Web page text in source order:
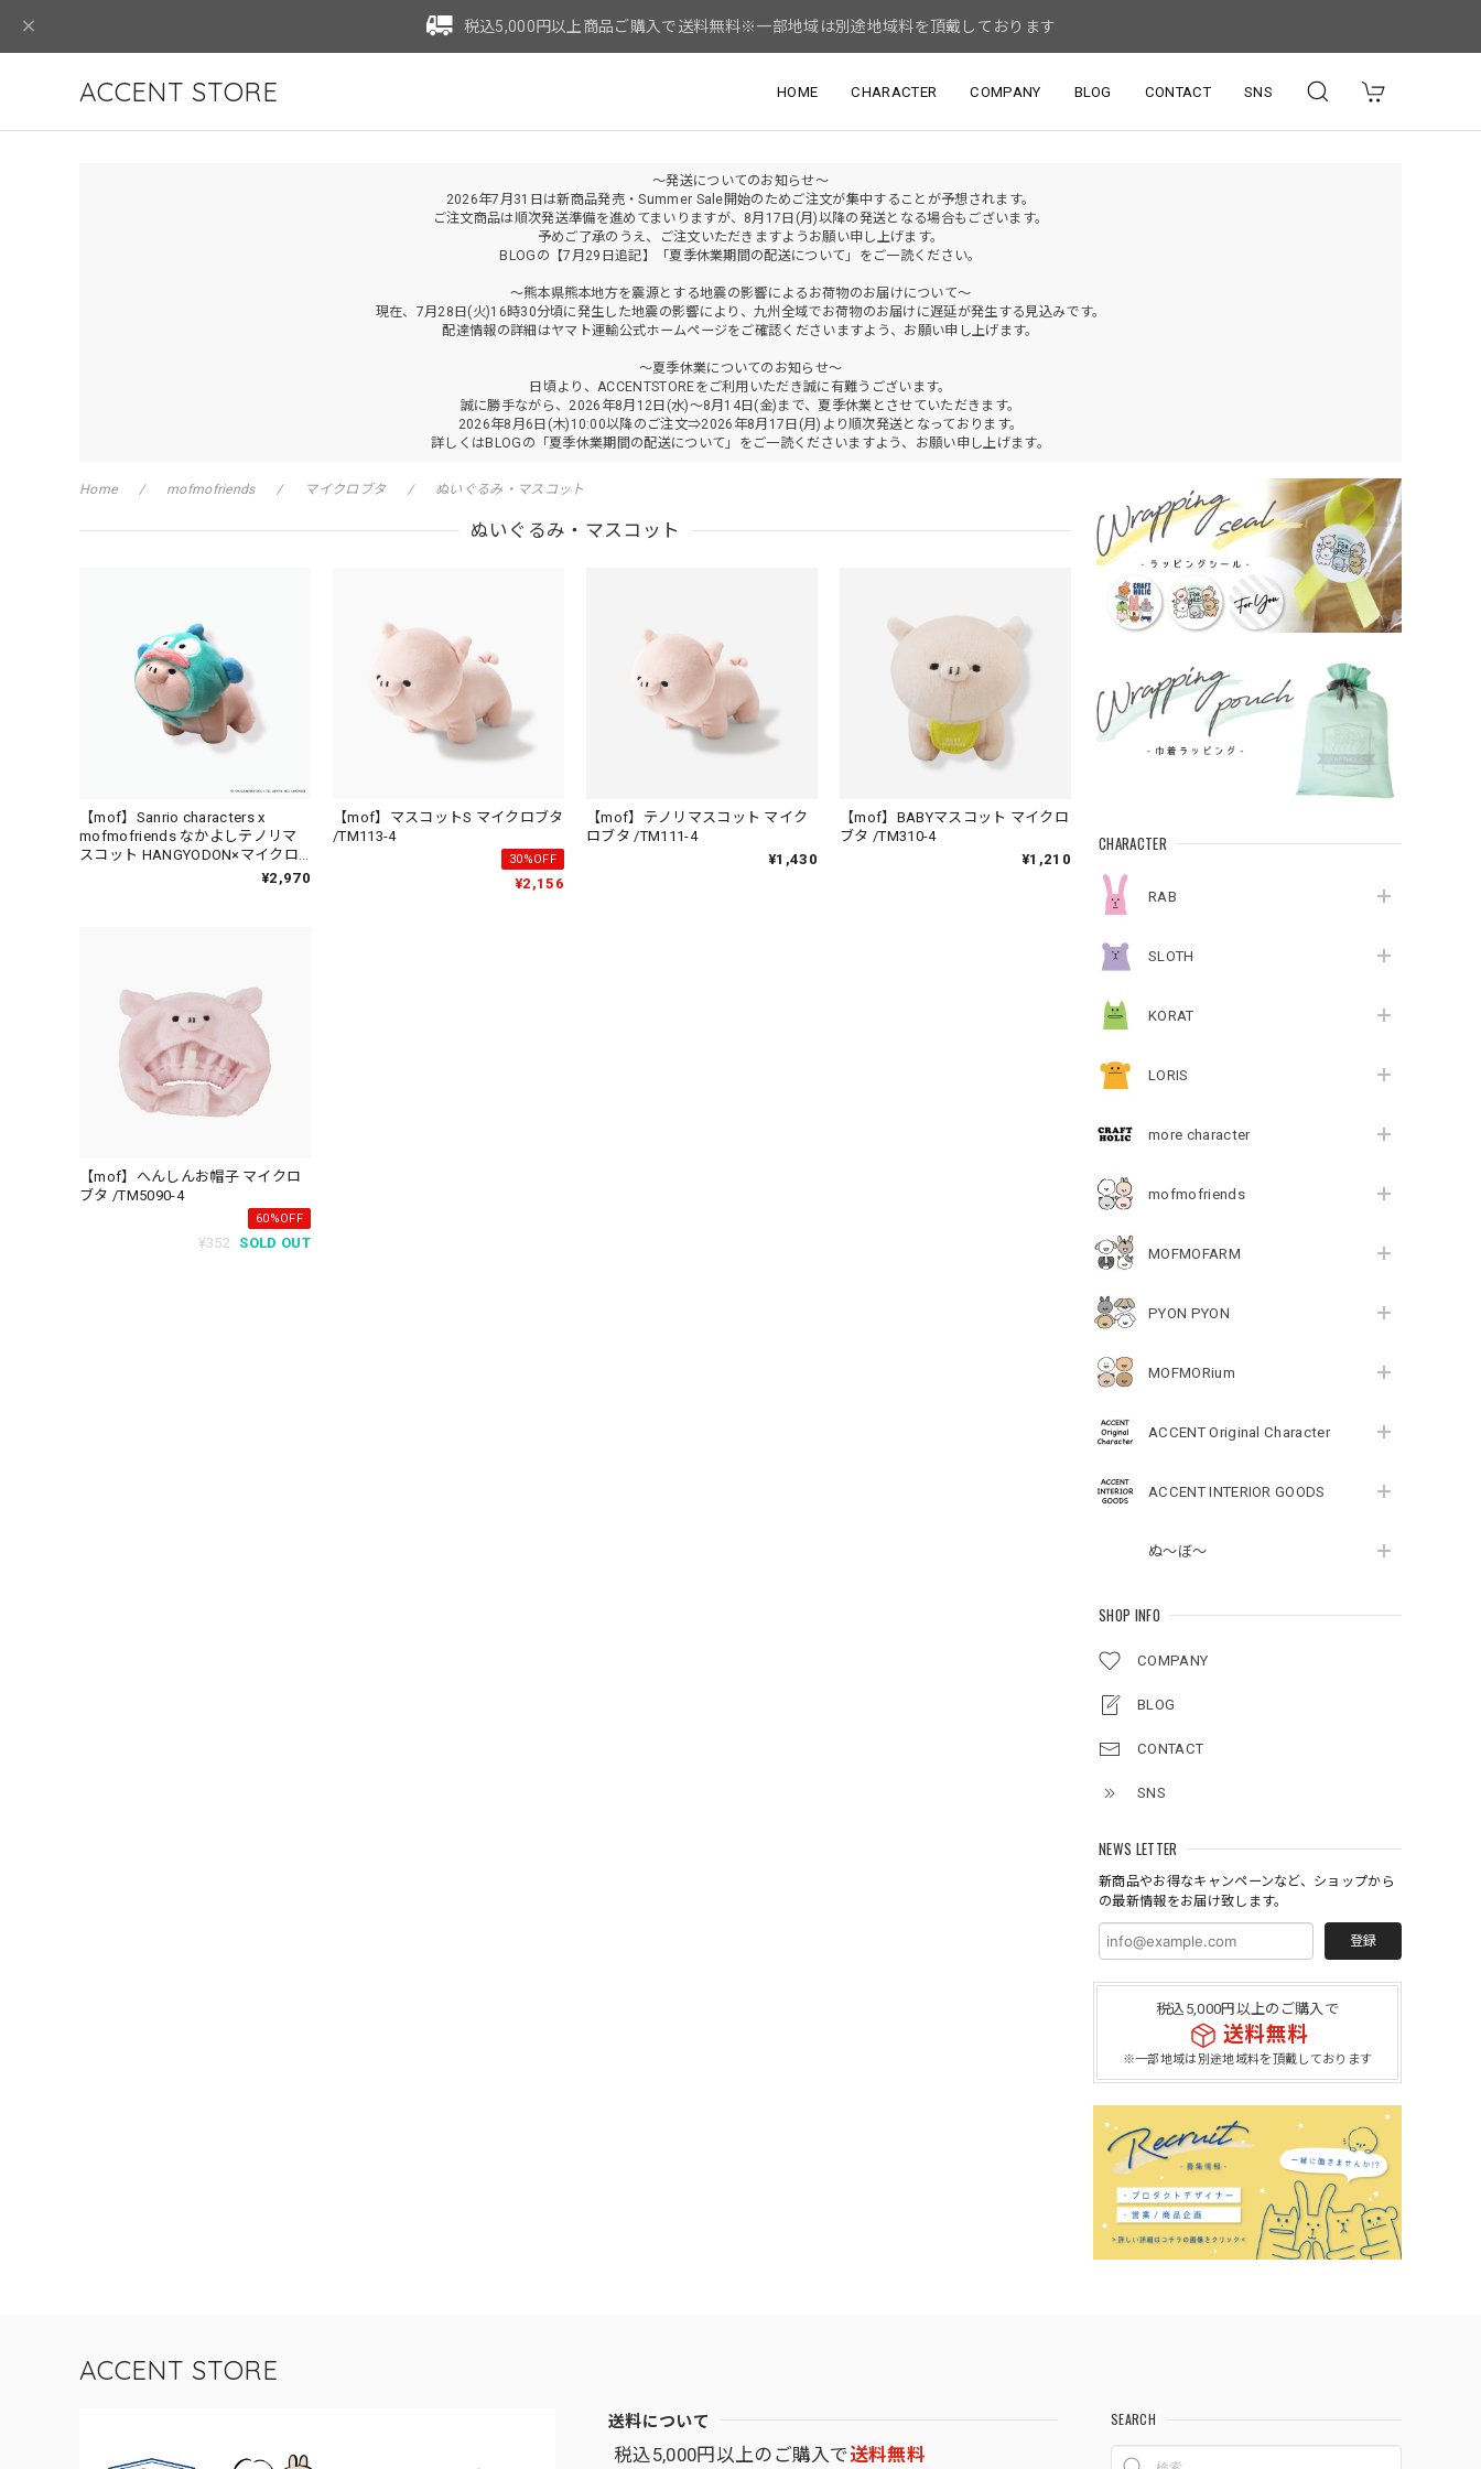
税込5,000円以上商品ご購入で送料無料※一部地域は別途地域料を頂戴しております
ACCENT STORE HOME CHARACTER COMPANY BLOG CONTACT SNS
～発送についてのお知らせ～
2026年7月31日は新商品発売・Summer Sale開始のためご注文が集中することが予想されます。
ご注文商品は順次発送準備を進めてまいりますが、8月17日(月)以降の発送となる場合もございます。
予めご了承のうえ、ご注文いただきますようお願い申し上げます。
BLOGの【7月29日追記】「夏季休業期間の配送について」をご一読ください。
～熊本県熊本地方を震源とする地震の影響によるお荷物のお届けについて～
現在、7月28日(火)16時30分頃に発生した地震の影響により、九州全域でお荷物のお届けに遅延が発生する見込みです。
配達情報の詳細はヤマト運輸公式ホームページをご確認くださいますよう、お願い申し上げます。
～夏季休業についてのお知らせ～
日頃より、ACCENTSTOREをご利用いただき誠に有難うございます。
誠に勝手ながら、2026年8月12日(水)～8月14日(金)まで、夏季休業とさせていただきます。
2026年8月6日(木)10:00以降のご注文⇒2026年8月17日(月)より順次発送となっております。
詳しくはBLOGの「夏季休業期間の配送について」をご一読くださいますよう、お願い申し上げます。
CHARACTER
RAB
SLOTH
KORAT
LORIS
more character
mofmofriends
MOFMOFARM
PYON PYON
MOFMORium
ACCENT Original Character
ACCENT INTERIOR GOODS
ぬ～ぼ～
SHOP INFO
COMPANY
BLOG
CONTACT
SNS
NEWS LETTER
新商品やお得なキャンペーンなど、ショップから
の最新情報をお届け致します。
登録
税込5,000円以上のご購入で
送料無料
※一部地域は別途地域料を頂戴しております
Home mofmofriends マイクロブタ ぬいぐるみ・マスコット
ぬいぐるみ・マスコット
【mof】Sanrio characters x
mofmofriends なかよしテノリマ
スコット HANGYODON×マイクロ
¥2,970
【mof】マスコットS マイクロブタ
/TM113-4
30%OFF
¥2,156
【mof】テノリマスコット マイク
ロブタ /TM111-4
¥1,430
【mof】BABYマスコット マイクロ
ブタ /TM310-4
¥1,210
【mof】へんしんお帽子 マイクロ
ブタ /TM5090-4
60%OFF
¥352 SOLD OUT
ACCENT STORE
送料について
税込5,000円以上のご購入で送料無料
SEARCH